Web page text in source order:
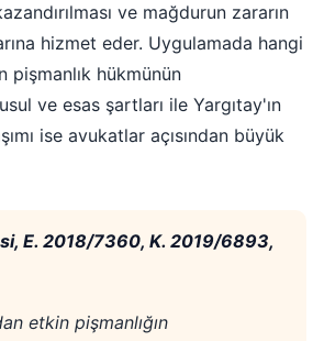
ve mağdurun zararın
hizmet eder. Uygulamada hangi
pişmanlık hükmünün
ve esas şartları ile Yargıtay'ın
ise avukatlar açısından büyük
E. 2018/7360, K. 2019/6893,
etkin pişmanlığın